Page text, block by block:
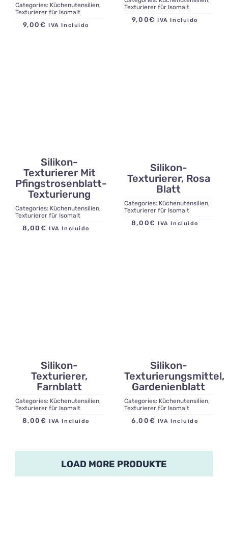
Categories: Küchenutensilien,
Texturierer für Isomalt
9,00€ IVA Incluido
Texturierer für Isomalt
9,00€ IVA Incluido
Silikon-
Texturierer Mit
Pfingstrosenblatt-
Texturierung
Categories: Küchenutensilien,
Texturierer für Isomalt
8,00€ IVA Incluido
Silikon-
Texturierer, Rosa
Blatt
Categories: Küchenutensilien,
Texturierer für Isomalt
8,00€ IVA Incluido
Silikon-
Texturierer,
Farnblatt
Categories: Küchenutensilien,
Texturierer für Isomalt
8,00€ IVA Incluido
Silikon-
Texturierungsmittel,
Gardenienblatt
Categories: Küchenutensilien,
Texturierer für Isomalt
6,00 € IVA Incluido
LOAD MORE PRODUKTE